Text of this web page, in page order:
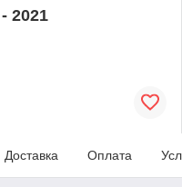
2021
Доставка Оплата